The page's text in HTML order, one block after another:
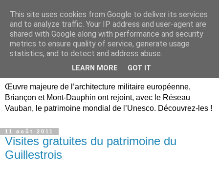
Briançon, Mont-Dauphin,
Vauban Unesco Hautes-
Œuvre majeure de l’architecture militaire européenne,
Briançon et Mont-Dauphin ont rejoint, avec le Réseau
Vauban, le patrimoine mondial de l’Unesco. Découvrez-les !
11 août 2011
Visites gratuites du patrimoine du
Guillestrois
This site uses cookies from Google to deliver its services
and to analyze traffic. Your IP address and user-agent are
shared with Google along with performance and security
metrics to ensure quality of service, generate usage
statistics, and to detect and address abuse.
LEARN MORE GOT IT